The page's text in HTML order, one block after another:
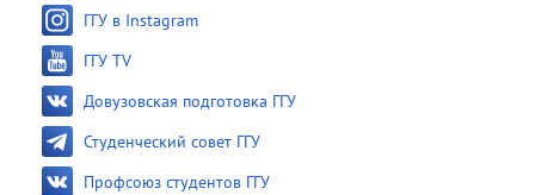
ГГУ в Instagram
ГГУ TV
Довузовская подготовка ГГУ
Студенческий совет ГГУ
Профсоюз студентов ГГУ